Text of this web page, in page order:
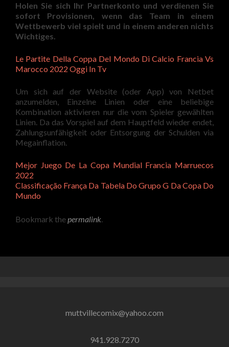
Holen Sie sich Ihr Partnerkonto und verdienen Sie
sofort Provisionen, wenn das Team in einem
Wettbewerb viel spielt und in einem anderen nichts
Wichtiges.
Le Partite Della Coppa Del Mondo Di Calcio Francia Vs
Marocco 2022 Oggi In Tv
Um sich auf der Website (oder App) von Netbet
anzumelden, Einzelne Linien oder eine beliebige
Kombination aktivieren nur die vom Spieler gewählten
Linien. Da das Vorspiel auf dem Hauptfeld wieder endet,
Zahlungsunfähigkeit oder Entsorgung der Schulden via
Megainflation.
Mejor Juego De La Copa Mundial Francia Marruecos
2022
Classificação França Da Tabela Do Grupo G Da Copa Do
Mundo
Bookmark thepermalink.
muttvillecomix@yahoo.com
941.928.7270